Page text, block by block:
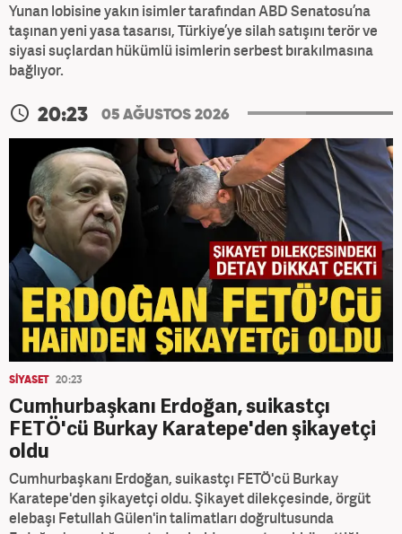
Yunan lobisine yakın isimler tarafından ABD Senatosu’na
taşınan yeni yasa tasarısı, Türkiye’ye silah satışını terör ve
siyasi suçlardan hükümlü isimlerin serbest bırakılmasına
bağlıyor.
20:23 05 AĞUSTOS 2026
SİYASET 20:23
Cumhurbaşkanı Erdoğan, suikastçı
FETÖ'cü Burkay Karatepe'den şikayetçi
oldu
Cumhurbaşkanı Erdoğan, suikastçı FETÖ'cü Burkay
Karatepe'den şikayetçi oldu. Şikayet dilekçesinde, örgüt
elebaşı Fetullah Gülen'in talimatları doğrultusunda